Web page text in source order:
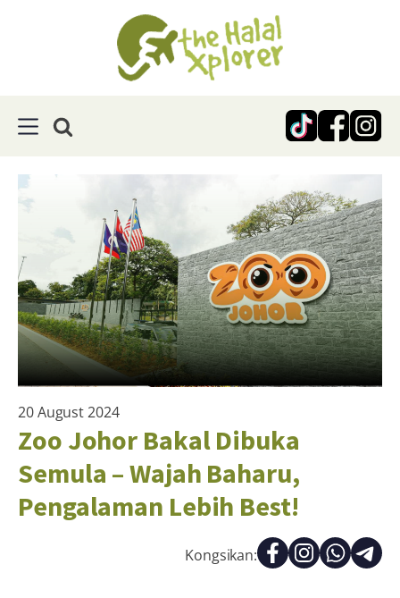
20 August 2024
Zoo Johor Bakal Dibuka
Semula – Wajah Baharu,
Pengalaman Lebih Best!
Kongsikan: